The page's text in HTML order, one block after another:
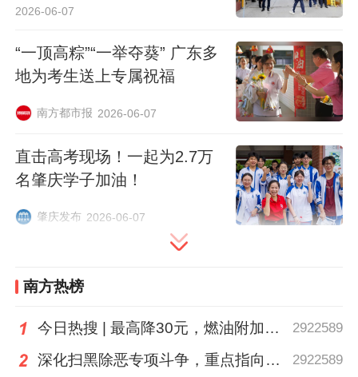
生击掌相送，暖意满满。
2026-06-07
“一顶高粽”“一举夺葵” 广东多
地为考生送上专属祝福
南方都市报 2026-06-07
直击高考现场！一起为2.7万
名肇庆学子加油！
肇庆发布 2026-06-07
南方热榜
今日热搜 | 最高降30元，燃油附加费今起下调 2922589
深化扫黑除恶专项斗争，重点指向这些黑恶势力 2922589